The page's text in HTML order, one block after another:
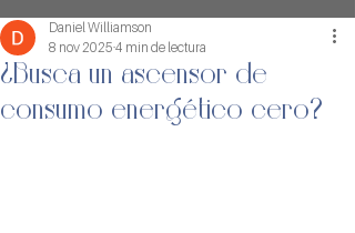
¿Busca un ascensor de
consumo energético cero?
Daniel Williamson
8 nov 2025 4 min de lectura